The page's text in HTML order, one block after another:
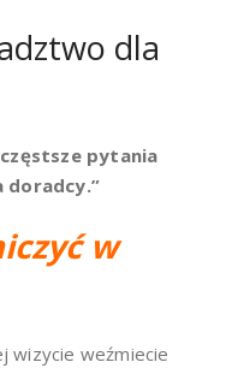
dla
pytania
doradcy.”
w
wizycie weźmiecie